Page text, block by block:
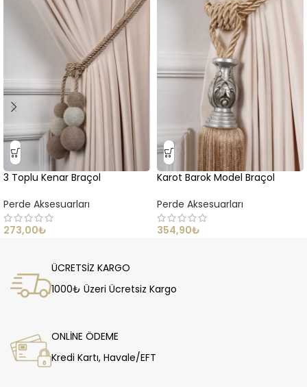
3 Toplu Kenar Braçol
Perde Aksesuarları
273,00₺
Karot Barok Model Braçol
Perde Aksesuarları
354,90₺
ÜCRETSİZ KARGO
1000₺ Üzeri Ücretsiz Kargo
ONLİNE ÖDEME
Kredi Kartı, Havale/EFT